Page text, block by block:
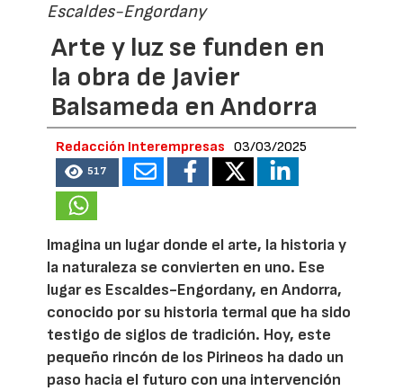
Escaldes-Engordany
Arte y luz se funden en
la obra de Javier
Balsameda en Andorra
Redacción Interempresas 03/03/2025
517
Imagina un lugar donde el arte, la historia y
la naturaleza se convierten en uno. Ese
lugar es Escaldes-Engordany, en Andorra,
conocido por su historia termal que ha sido
testigo de siglos de tradición. Hoy, este
pequeño rincón de los Pirineos ha dado un
paso hacia el futuro con una intervención